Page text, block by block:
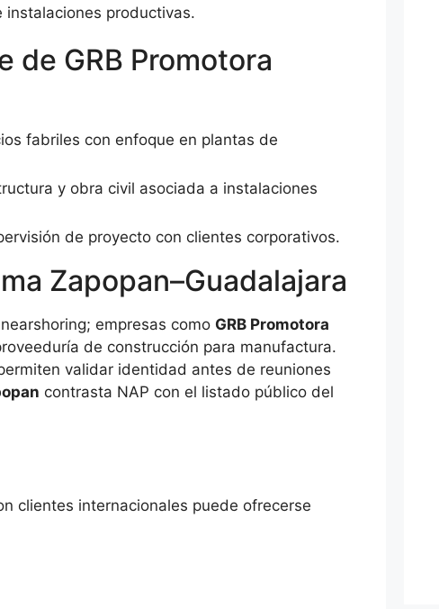
productivas.
de GRB Promotora
fabriles con enfoque en plantas de
y obra civil asociada a instalaciones
de proyecto con clientes corporativos.
Zapopan–Guadalajara
empresas como GRB Promotora
de construcción para manufactura.
validar identidad antes de reuniones
contrasta NAP con el listado público del
clientes internacionales puede ofrecerse